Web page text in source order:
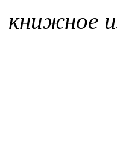
книжное